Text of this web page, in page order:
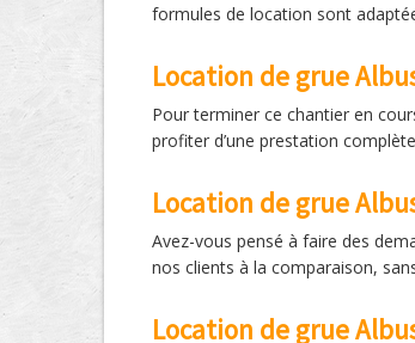
formules de location sont
Location de grue
Pour terminer ce chantier en
profiter d’une prestation
Location de grue
Avez-vous pensé à faire des
nos clients à la comparaison,
Location de grue